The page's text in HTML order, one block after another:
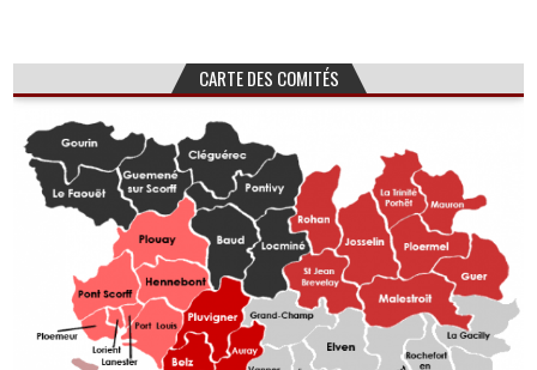
CARTE DES COMITÉS